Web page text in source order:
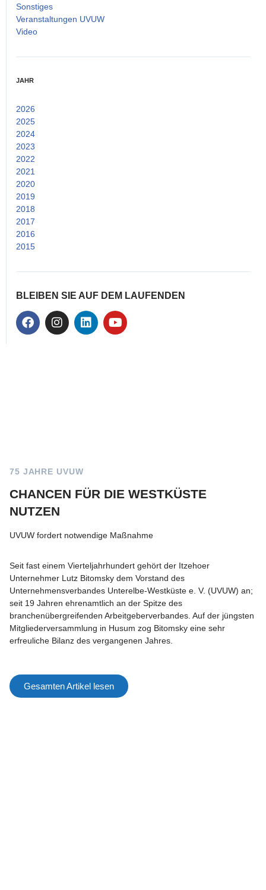
Sonstiges
Veranstaltungen UVUW
Video
JAHR
2026
2025
2024
2023
2022
2021
2020
2019
2018
2017
2016
2015
BLEIBEN SIE AUF DEM LAUFENDEN
75 JAHRE UVUW
CHANCEN FÜR DIE WESTKÜSTE
NUTZEN
UVUW fordert notwendige Maßnahme
Seit fast einem Vierteljahrhundert gehört der Itzehoer
Unternehmer Lutz Bitomsky dem Vorstand des
Unternehmensverbandes Unterelbe-Westküste e. V. (UVUW) an;
seit 19 Jahren ehrenamtlich an der Spitze des
branchenübergreifenden Arbeitgeberverbandes. Auf der jüngsten
Mitgliederversammlung in Husum zog Bitomsky eine sehr
erfreuliche Bilanz des vergangenen Jahres.
Gesamten Artikel lesen